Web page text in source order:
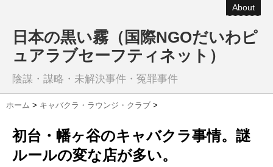
About
日本の黒い霧（国際NGOだいわピ
ュアラブセーフティネット）
陰謀・謀略・未解決事件・冤罪事件
ホーム > キャバクラ・ラウンジ・クラブ >
初台・幡ヶ谷のキャバクラ事情。謎
ルールの変な店が多い。